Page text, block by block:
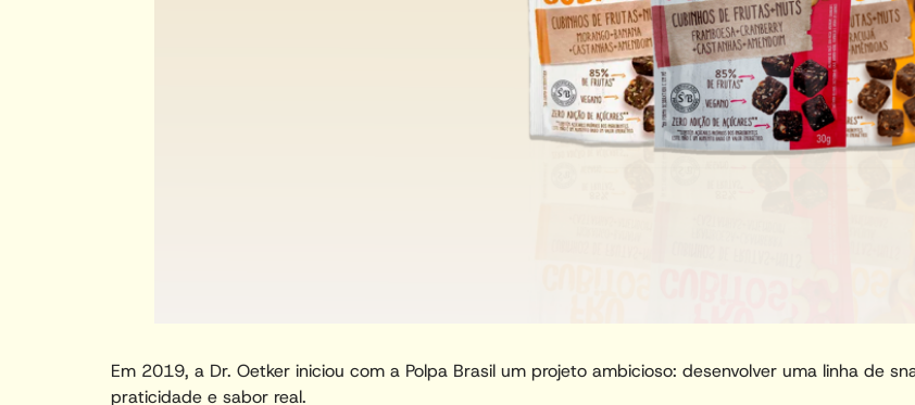
Em 2019, a Dr. Oetker iniciou com a Polpa Brasil um projeto ambicioso: desenvolver uma linha de
praticidade e sabor real.